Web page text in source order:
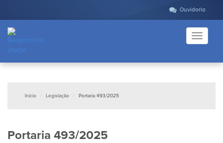
Ouvidoria
Toggle
Início Legislação Portaria 493/2025
Portaria 493/2025